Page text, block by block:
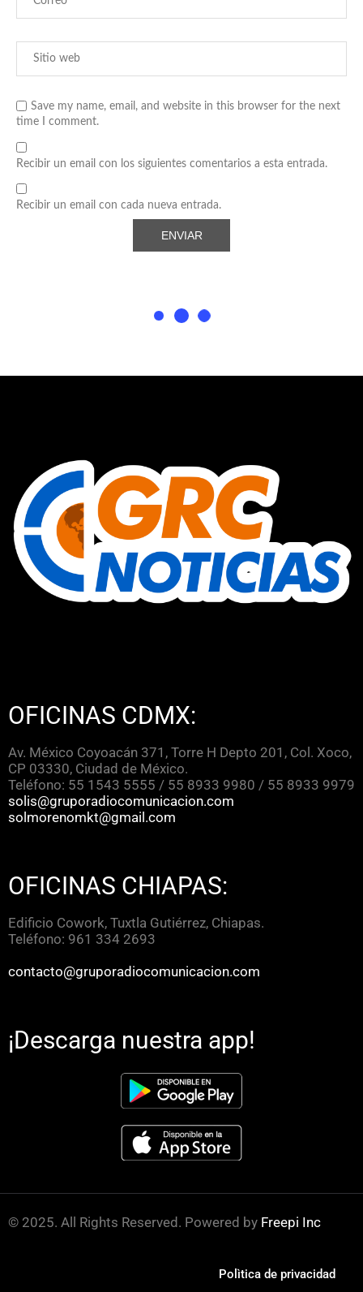
Save my name, email, and website in this browser for the next
time I comment.
Recibir un email con los siguientes comentarios a esta entrada.
Recibir un email con cada nueva entrada.
OFICINAS CDMX:
Av. México Coyoacán 371, Torre H Depto 201, Col. Xoco,
CP 03330, Ciudad de México.
Teléfono: 55 1543 5555 / 55 8933 9980 / 55 8933 9979
solis@gruporadiocomunicacion.com
solmorenomkt@gmail.com
OFICINAS CHIAPAS:
Edificio Cowork, Tuxtla Gutiérrez, Chiapas.
Teléfono: 961 334 2693
contacto@gruporadiocomunicacion.com
¡Descarga nuestra app!
© 2025. All Rights Reserved. Powered by Freepi Inc
Polìtica de privacidad